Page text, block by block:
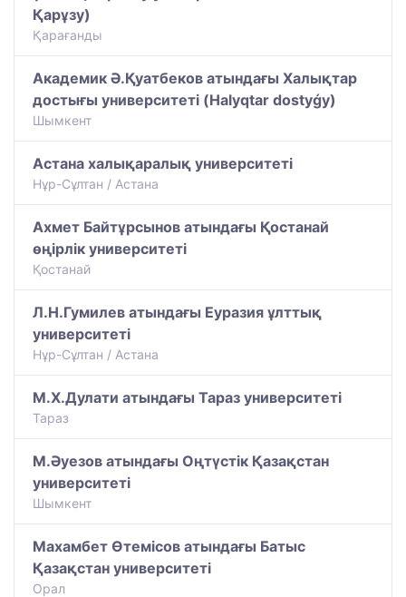
Қарұзу)
Қарағанды
Академик Ә.Қуатбеков атындағы Халықтар
достығы университеті (Halyqtar dostyǵy)
Шымкент
Астана халықаралық университеті
Нұр-Сұлтан / Астана
Ахмет Байтұрсынов атындағы Қостанай
өңірлік университеті
Қостанай
Л.Н.Гумилев атындағы Еуразия ұлттық
университеті
Нұр-Сұлтан / Астана
М.Х.Дулати атындағы Тараз университеті
Тараз
М.Әуезов атындағы Оңтүстік Қазақстан
университеті
Шымкент
Махамбет Өтемісов атындағы Батыс
Қазақстан университеті
Орал